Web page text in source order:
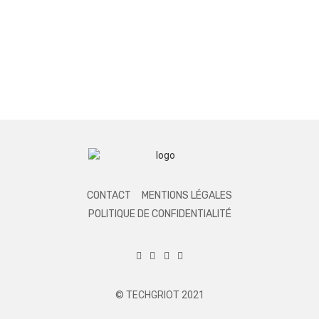
CONTACT
MENTIONS LÉGALES
POLITIQUE DE CONFIDENTIALITÉ
© TECHGRIOT 2021